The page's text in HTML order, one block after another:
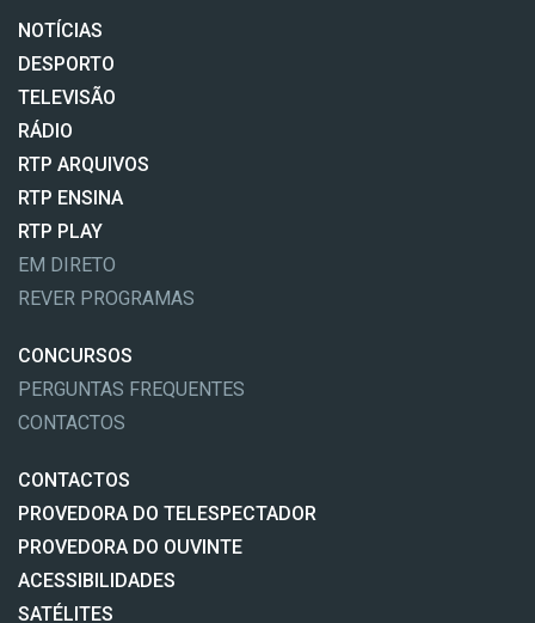
NOTÍCIAS
DESPORTO
TELEVISÃO
RÁDIO
RTP ARQUIVOS
RTP ENSINA
RTP PLAY
EM DIRETO
REVER PROGRAMAS
CONCURSOS
PERGUNTAS FREQUENTES
CONTACTOS
CONTACTOS
PROVEDORA DO TELESPECTADOR
PROVEDORA DO OUVINTE
ACESSIBILIDADES
SATÉLITES